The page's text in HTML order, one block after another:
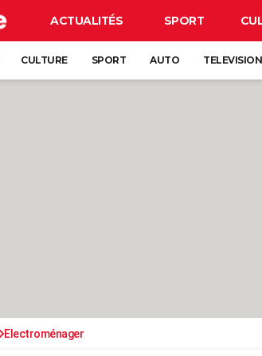
ACTUALITÉS SPORT
CULTURE SPORT AUTO TELEVISION
Electroménager